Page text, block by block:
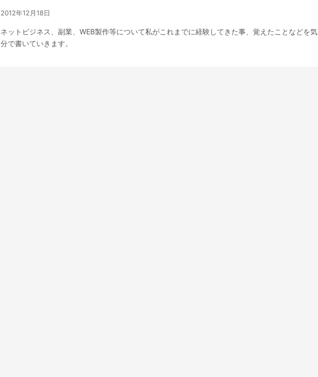
2012年12月18日
ネットビジネス、副業、WEB製作等について私がこれまでに経験してきた事、覚えたことなどを気
分で書いていきます。